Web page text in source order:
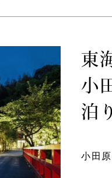
東
小
泊
小田